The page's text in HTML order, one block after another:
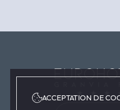
ACCEPTATION DE